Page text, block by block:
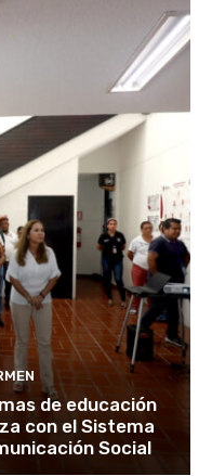
de educación
con el Sistema
Social